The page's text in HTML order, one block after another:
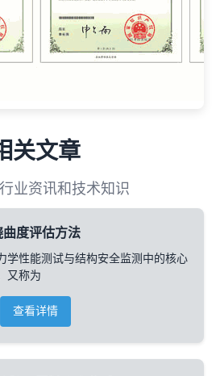
关文章
业资讯和技术知识
曲度评估方法
学性能测试与结构安全监测中的核心
又称为
查看详情